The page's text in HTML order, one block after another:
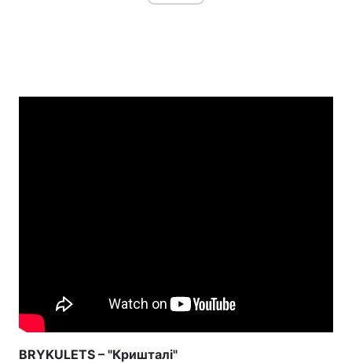
BRYKULETS – "Кришталі"